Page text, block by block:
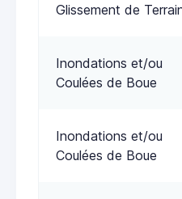
Glissement de
Inondations et/ou
Coulées de Boue
Inondations et/ou
Coulées de Boue